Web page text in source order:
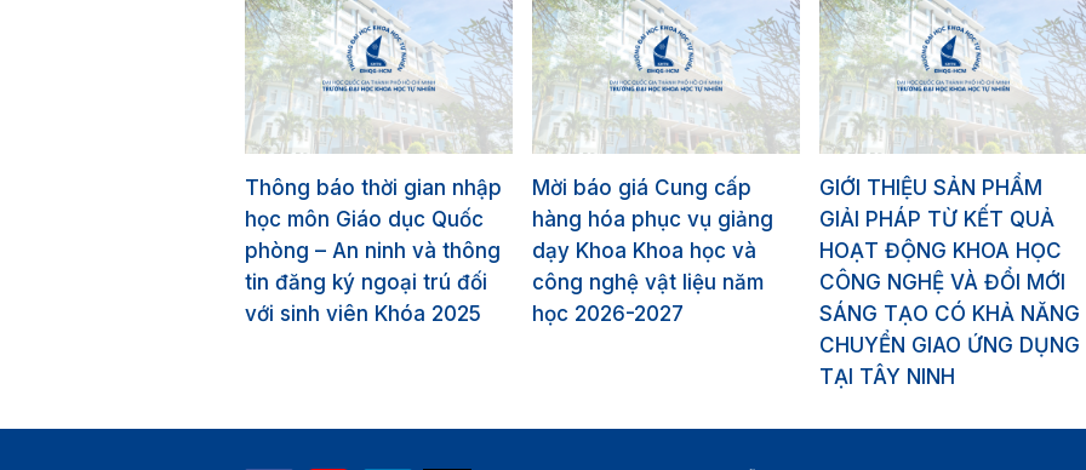
Thông báo thời gian nhập
học môn Giáo dục Quốc
phòng – An ninh và thông
tin đăng ký ngoại trú đối
với sinh viên Khóa 2025
Mời báo giá Cung cấp
hàng hóa phục vụ giảng
dạy Khoa Khoa học và
công nghệ vật liệu năm
học 2026-2027
GIỚI THIỆU SẢN PHẨM
GIẢI PHÁP TỪ KẾT QUẢ
HOẠT ĐỘNG KHOA HỌC
CÔNG NGHỆ VÀ ĐỔI MỚI
SÁNG TẠO CÓ KHẢ NĂNG
CHUYỂN GIAO ỨNG DỤNG
TẠI TÂY NINH